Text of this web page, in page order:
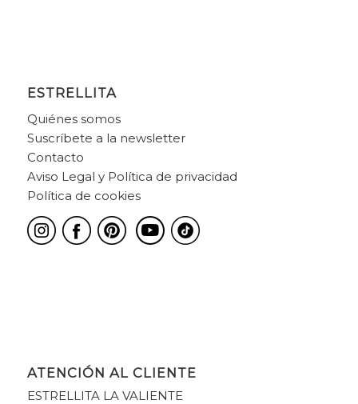
ESTRELLITA
Quiénes somos
Suscríbete a la newsletter
Contacto
Aviso Legal y Política de privacidad
Política de cookies
ATENCIÓN AL CLIENTE
ESTRELLITA LA VALIENTE